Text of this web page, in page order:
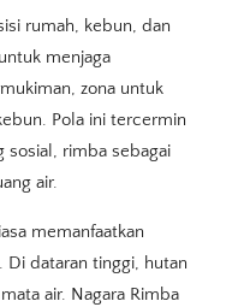
rumah, kebun, dan
menjaga
zona untuk
Pola ini tercermin
sosial, rimba sebagai
air.
memanfaatkan
Di dataran tinggi, hutan
air. Nagara Rimba